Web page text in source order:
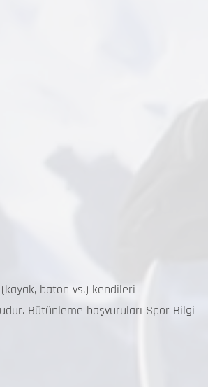
baton vs.) kendileri
Bütünleme başvuruları Spor Bilgi